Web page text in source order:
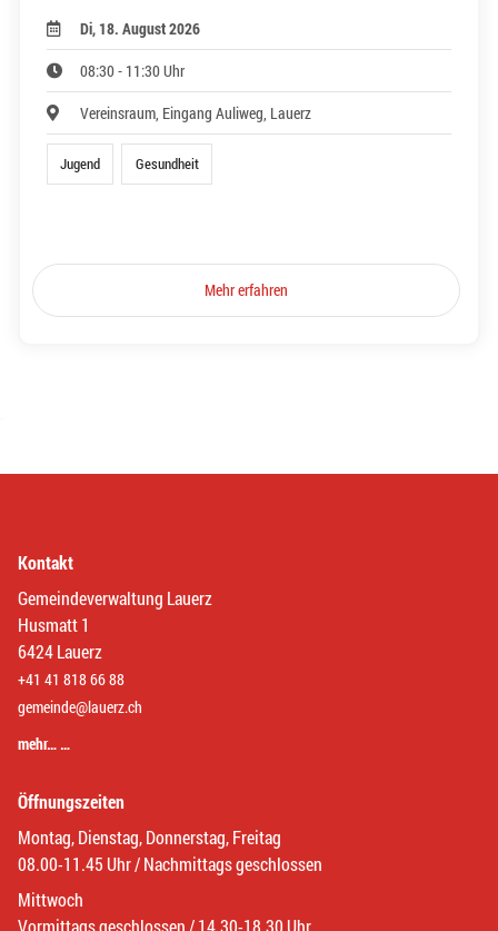
Di, 18. August 2026
08:30 - 11:30 Uhr
Vereinsraum, Eingang Auliweg, Lauerz
Jugend Gesundheit
Mehr erfahren
Kontakt
Gemeindeverwaltung Lauerz
Husmatt 1
6424 Lauerz
+41 41 818 66 88
gemeinde@lauerz.ch
mehr… …
Öffnungszeiten
Montag, Dienstag, Donnerstag, Freitag
08.00-11.45 Uhr / Nachmittags geschlossen
Mittwoch
Vormittags geschlossen / 14.30-18.30 Uhr